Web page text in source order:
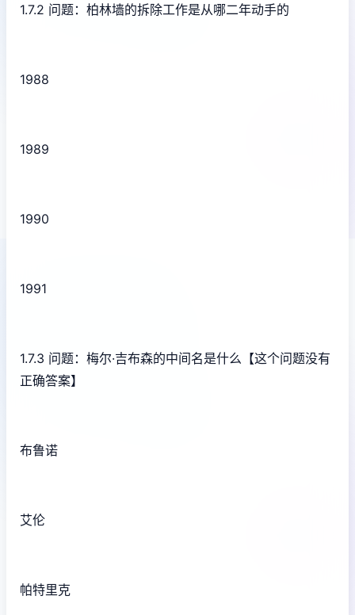
1.7.2 问题：柏林墙的拆除工作是从哪二年动手的
1988
1989
1990
1991
1.7.3 问题：梅尔·吉布森的中间名是什么【这个问题没有
正确答案】
布鲁诺
艾伦
帕特里克